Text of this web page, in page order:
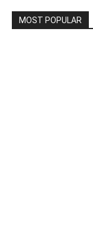
MOST POPULAR